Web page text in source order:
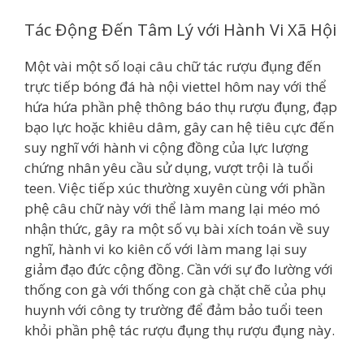
Tác Động Đến Tâm Lý với Hành Vi Xã Hội
Một vài một số loại câu chữ tác rượu đụng đến
trực tiếp bóng đá hà nội viettel hôm nay với thể
hứa hứa phần phệ thông báo thụ rượu đụng, đạp
bạo lực hoặc khiêu dâm, gây can hệ tiêu cực đến
suy nghĩ với hành vi cộng đồng của lực lượng
chứng nhân yêu cầu sử dụng, vượt trội là tuổi
teen. Việc tiếp xúc thường xuyên cùng với phần
phệ câu chữ này với thể làm mang lại méo mó
nhận thức, gây ra một số vụ bài xích toán về suy
nghĩ, hành vi ko kiên cố với làm mang lại suy
giảm đạo đức cộng đồng. Cần với sự đo lường với
thống con gà với thống con gà chặt chẽ của phụ
huynh với công ty trường để đảm bảo tuổi teen
khỏi phần phệ tác rượu đụng thụ rượu đụng này.